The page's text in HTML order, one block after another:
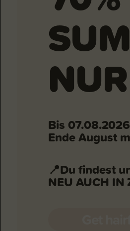
Bis
Ende August
📍Du findest
NEU AUCH IN